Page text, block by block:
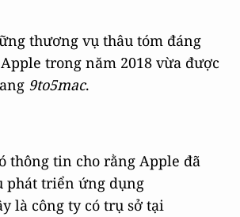
thương vụ thâu tóm đáng
trong năm 2018 vừa được
9to5mac.
thông tin cho rằng Apple đã
phát triển ứng dụng
là công ty có trụ sở tại